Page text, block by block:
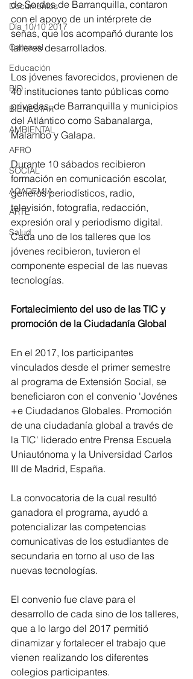
Documentos
Día 10/10 2017
Carnaval
Educación
BID
BIENESTAR
AMBIENTAL
AFRO
SOCIAL
ACADEMIA
ARTE
Salud
de Sordos de Barranquilla, contaron
con el apoyo de un intérprete de
señas, que los acompañó durante los
talleres desarrollados.
Los jóvenes favorecidos, provienen de
40 instituciones tanto públicas como
privadas, de Barranquilla y municipios
del Atlántico como Sabanalarga,
Malambo y Galapa.
Durante 10 sábados recibieron
formación en comunicación escolar,
géneros periodísticos, radio,
televisión, fotografía, redacción,
expresión oral y periodismo digital.
Cada uno de los talleres que los
jóvenes recibieron, tuvieron el
componente especial de las nuevas
tecnologías.
Fortalecimiento del uso de las TIC y
promoción de la Ciudadanía Global
En el 2017, los participantes
vinculados desde el primer semestre
al programa de Extensión Social, se
beneficiaron con el convenio 'Jovénes
+e Ciudadanos Globales. Promoción
de una ciudadanía global a través de
la TIC' liderado entre Prensa Escuela
Uniautónoma y la Universidad Carlos
III de Madrid, España.
La convocatoria de la cual resultó
ganadora el programa, ayudó a
potencializar las competencias
comunicativas de los estudiantes de
secundaria en torno al uso de las
nuevas tecnologías.
El convenio fue clave para el
desarrollo de cada sino de los talleres,
que a lo largo del 2017 permitió
dinamizar y fortalecer el trabajo que
vienen realizando los diferentes
colegios participantes.